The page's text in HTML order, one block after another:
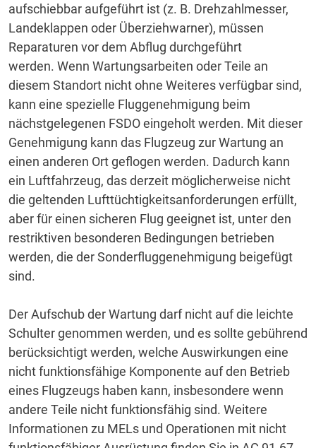
aufschiebbar aufgeführt ist (z. B. Drehzahlmesser,
Landeklappen oder Überziehwarner), müssen
Reparaturen vor dem Abflug durchgeführt
werden. Wenn Wartungsarbeiten oder Teile an
diesem Standort nicht ohne Weiteres verfügbar sind,
kann eine spezielle Fluggenehmigung beim
nächstgelegenen FSDO eingeholt werden. Mit dieser
Genehmigung kann das Flugzeug zur Wartung an
einen anderen Ort geflogen werden. Dadurch kann
ein Luftfahrzeug, das derzeit möglicherweise nicht
die geltenden Lufttüchtigkeitsanforderungen erfüllt,
aber für einen sicheren Flug geeignet ist, unter den
restriktiven besonderen Bedingungen betrieben
werden, die der Sonderfluggenehmigung beigefügt
sind.
Der Aufschub der Wartung darf nicht auf die leichte
Schulter genommen werden, und es sollte gebührend
berücksichtigt werden, welche Auswirkungen eine
nicht funktionsfähige Komponente auf den Betrieb
eines Flugzeugs haben kann, insbesondere wenn
andere Teile nicht funktionsfähig sind. Weitere
Informationen zu MELs und Operationen mit nicht